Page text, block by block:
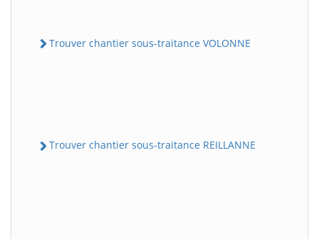
Trouver chantier sous-traitance VOLONNE
Trouver chantier sous-traitance REILLANNE